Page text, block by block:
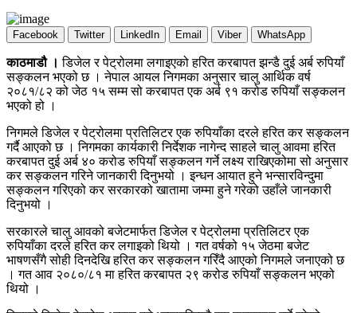
Facebook Twitter LinkedIn Email Viber WhatsApp
काठमाडौ ।डिजेल र पेट्रोलमा लगाइएको हरित करबापत झन्डै दुई अर्ब रुपियाँ
सङ्कलन भएको छ । नेपाल आयल निगमका अनुसार चालु आर्थिक वर्ष
२०८१/८२ को जेठ १५ सम्म सो करबापत एक अर्ब ९१ करोड रुपियाँ सङ्कलन
भएको हो ।
निगमले डिजेल र पेट्रोलमा प्रतिलिटर एक रुपियाँका दरले हरित कर सङ्कलन
गर्दै आएको छ । निगमका कार्यकारी निर्देशक नागेन्द साहले चालु आवमा हरित
करबापत दुई अर्ब ४० करोड रुपियाँ सङ्कलन गर्ने लक्ष्य राखिएकोमा सो अनुसार
कर सङ्कलन गरिने जानकारी दिनुभयो । इन्धन आयात हुने भन्सारविन्दुमा
सङ्कलन गरिएको कर सरकारको खातामा जम्मा हुने गरेको उहाँले जानकारी
दिनुभयो ।
सरकारले चालु आवको बजेटमार्फत डिजेल र पेट्रोलमा प्रतिलिटर एक
रुपियाँका दरले हरित कर लगाइको थियो । गत वर्षको १५ जेठमा बजेट
भाषणसँगै सोही दिनदेखि हरित कर सङ्कलन गरिँदै आएको निगमले जनाएको छ
। गत आव २०८०/८१ मा हरित करबापत २९ करोड रुपियाँ सङ्कलन भएको
थियो ।